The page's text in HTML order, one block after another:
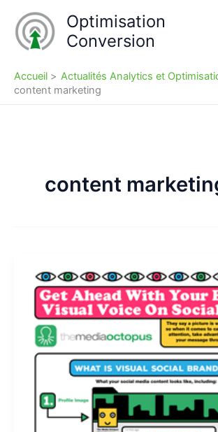
contenu
Optimisation
Conversion
Accueil
Actualités Analytics et
content marketing
content